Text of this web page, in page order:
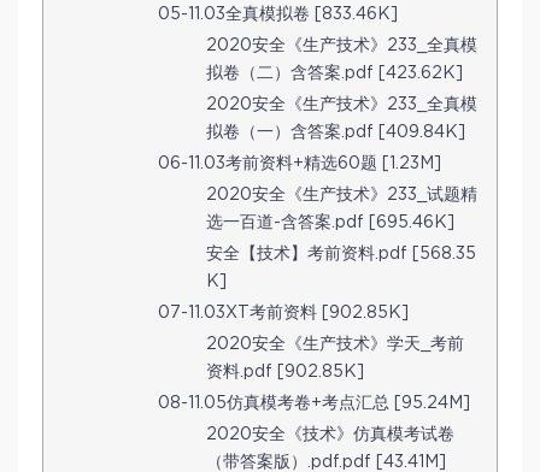
05-11.03全真模拟卷 [833.46K]
2020安全《生产技术》233_全真模
拟卷（二）含答案.pdf [423.62K]
2020安全《生产技术》233_全真模
拟卷（一）含答案.pdf [409.84K]
06-11.03考前资料+精选60题 [1.23M]
2020安全《生产技术》233_试题精
选一百道-含答案.pdf [695.46K]
安全【技术】考前资料.pdf [568.35
K]
07-11.03XT考前资料 [902.85K]
2020安全《生产技术》学天_考前
资料.pdf [902.85K]
08-11.05仿真模考卷+考点汇总 [95.24M]
2020安全《技术》仿真模考试卷
（带答案版）.pdf.pdf [43.41M]